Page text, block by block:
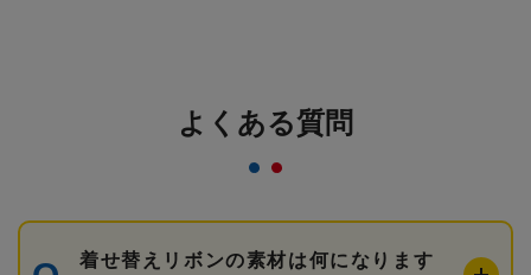
よくある質問
着せ替えリボンの素材は何になります